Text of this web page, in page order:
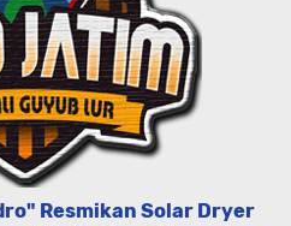
Resmikan Solar Dryer